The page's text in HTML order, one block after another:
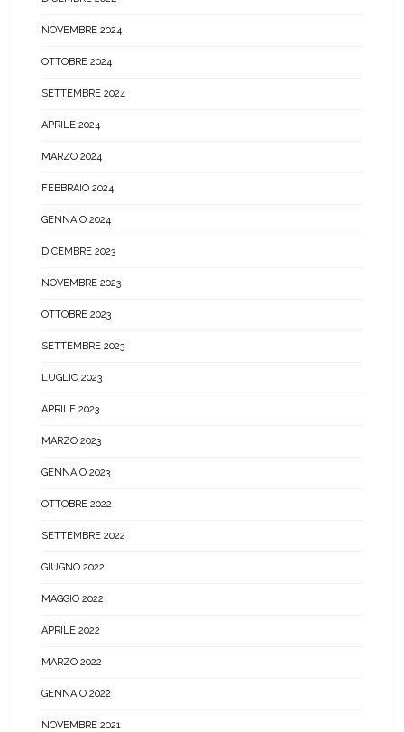
NOVEMBRE 2024
OTTOBRE 2024
SETTEMBRE 2024
APRILE 2024
MARZO 2024
FEBBRAIO 2024
GENNAIO 2024
DICEMBRE 2023
NOVEMBRE 2023
OTTOBRE 2023
SETTEMBRE 2023
LUGLIO 2023
APRILE 2023
MARZO 2023
GENNAIO 2023
OTTOBRE 2022
SETTEMBRE 2022
GIUGNO 2022
MAGGIO 2022
APRILE 2022
MARZO 2022
GENNAIO 2022
NOVEMBRE 2021